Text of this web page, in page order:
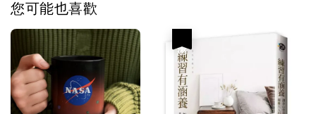
您可能也喜歡